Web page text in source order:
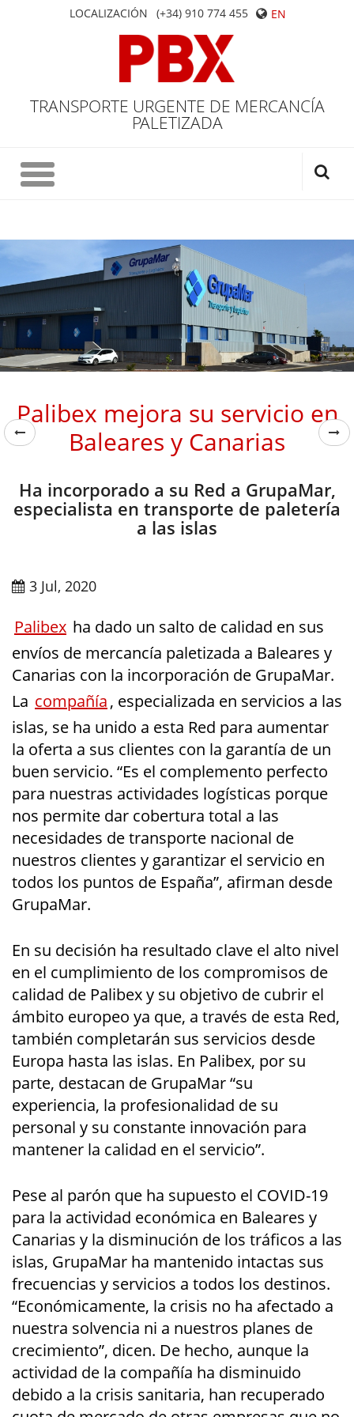
LOCALIZACIÓN (+34) 910 774 455 EN
TRANSPORTE URGENTE DE MERCANCÍA
PALETIZADA
Palibex mejora su servicio en
Baleares y Canarias
Ha incorporado a su Red a GrupaMar,
especialista en transporte de paletería
a las islas
3 Jul, 2020
Palibex ha dado un salto de calidad en sus
envíos de mercancía paletizada a Baleares y
Canarias con la incorporación de GrupaMar.
La compañía, especializada en servicios a las
islas, se ha unido a esta Red para aumentar
la oferta a sus clientes con la garantía de un
buen servicio. “Es el complemento perfecto
para nuestras actividades logísticas porque
nos permite dar cobertura total a las
necesidades de transporte nacional de
nuestros clientes y garantizar el servicio en
todos los puntos de España”, afirman desde
GrupaMar.
En su decisión ha resultado clave el alto nivel
en el cumplimiento de los compromisos de
calidad de Palibex y su objetivo de cubrir el
ámbito europeo ya que, a través de esta Red,
también completarán sus servicios desde
Europa hasta las islas. En Palibex, por su
parte, destacan de GrupaMar “su
experiencia, la profesionalidad de su
personal y su constante innovación para
mantener la calidad en el servicio”.
Pese al parón que ha supuesto el COVID-19
para la actividad económica en Baleares y
Canarias y la disminución de los tráficos a las
islas, GrupaMar ha mantenido intactas sus
frecuencias y servicios a todos los destinos.
“Económicamente, la crisis no ha afectado a
nuestra solvencia ni a nuestros planes de
crecimiento”, dicen. De hecho, aunque la
actividad de la compañía ha disminuido
debido a la crisis sanitaria, han recuperado